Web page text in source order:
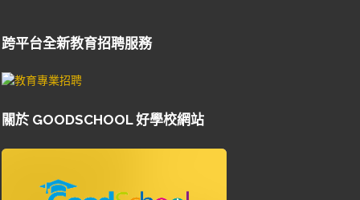
跨平台全新教育招聘服務
關於 GOODSCHOOL 好學校網站